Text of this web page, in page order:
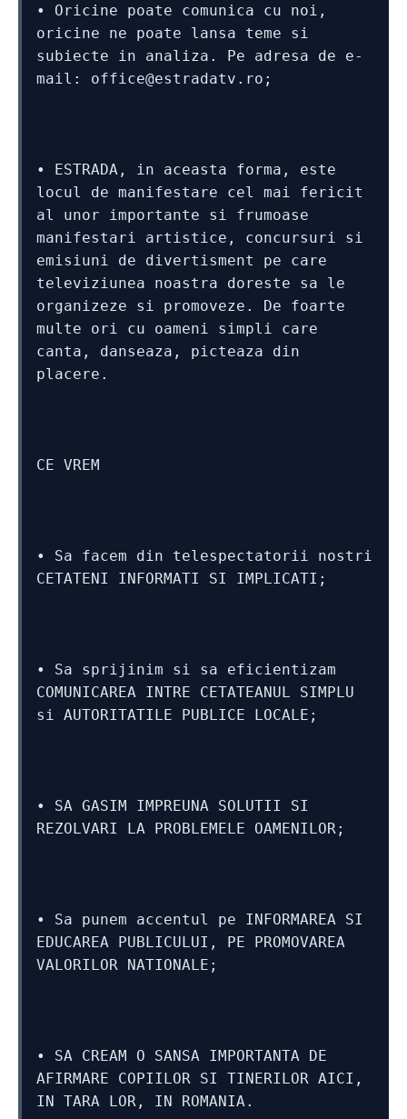
• Oricine poate comunica cu noi,
oricine ne poate lansa teme si
subiecte in analiza. Pe adresa de e-
mail: office@estradatv.ro;
• ESTRADA, in aceasta forma, este
locul de manifestare cel mai fericit
al unor importante si frumoase
manifestari artistice, concursuri si
emisiuni de divertisment pe care
televiziunea noastra doreste sa le
organizeze si promoveze. De foarte
multe ori cu oameni simpli care
canta, danseaza, picteaza din
placere.
CE VREM
• Sa facem din telespectatorii nostri
CETATENI INFORMATI SI IMPLICATI;
• Sa sprijinim si sa eficientizam
COMUNICAREA INTRE CETATEANUL SIMPLU
si AUTORITATILE PUBLICE LOCALE;
• SA GASIM IMPREUNA SOLUTII SI
REZOLVARI LA PROBLEMELE OAMENILOR;
• Sa punem accentul pe INFORMAREA SI
EDUCAREA PUBLICULUI, PE PROMOVAREA
VALORILOR NATIONALE;
• SA CREAM O SANSA IMPORTANTA DE
AFIRMARE COPIILOR SI TINERILOR AICI,
IN TARA LOR, IN ROMANIA.